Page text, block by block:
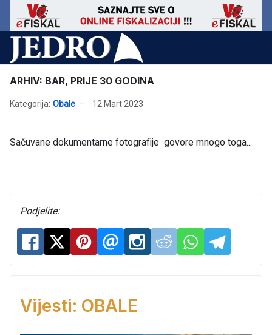
ARHIV: BAR, PRIJE 30 GODINA
Kategorija: Obale 12 Mart 2023
Sačuvane dokumentarne fotografije govore mnogo toga...
Podjelite:
Vijesti: OBALE